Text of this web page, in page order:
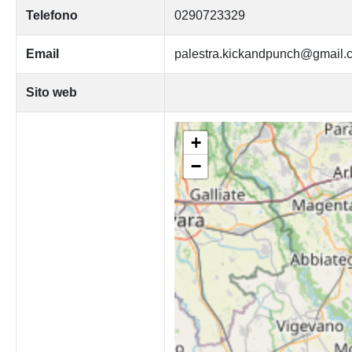
Telefono 0290723329
Email
Sito web
+
−